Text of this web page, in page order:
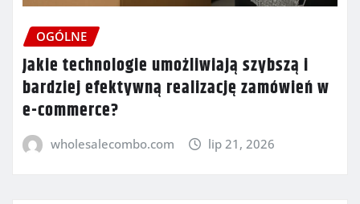
OGÓLNE
Jakie technologie umożliwiają szybszą i
bardziej efektywną realizację zamówień w
e-commerce?
wholesalecombo.com lip 21, 2026